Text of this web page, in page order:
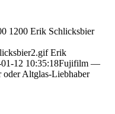
1200 Erik Schlicksbier
Erik
12 10:35:18Fujifilm —
oder Altglas-Liebhaber